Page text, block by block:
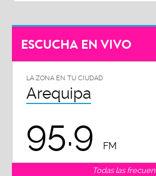
ESCUCHA EN VIVO
LA ZONA EN TU CIUDAD
Arequipa
95.9 FM
Todas las